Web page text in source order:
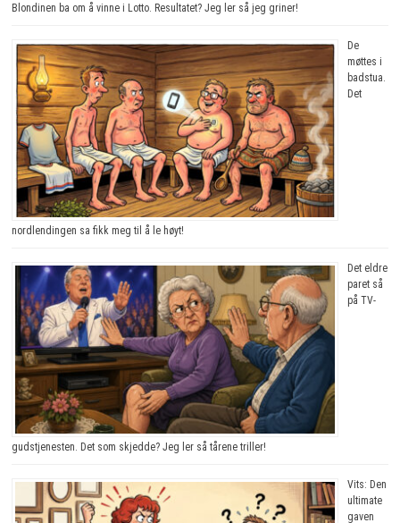
Blondinen ba om å vinne i Lotto. Resultatet? Jeg ler så jeg griner!
De
møttes i
badstua.
Det
nordlendingen sa fikk meg til å le høyt!
Det eldre
paret så
på TV-
gudstjenesten. Det som skjedde? Jeg ler så tårene triller!
Vits: Den
ultimate
gaven